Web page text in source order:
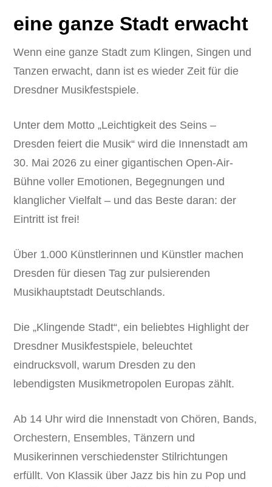
eine ganze Stadt erwacht
Wenn eine ganze Stadt zum Klingen, Singen und
Tanzen erwacht, dann ist es wieder Zeit für die
Dresdner Musikfestspiele.
Unter dem Motto „Leichtigkeit des Seins –
Dresden feiert die Musik“ wird die Innenstadt am
30. Mai 2026 zu einer gigantischen Open-Air-
Bühne voller Emotionen, Begegnungen und
klanglicher Vielfalt – und das Beste daran: der
Eintritt ist frei!
Über 1.000 Künstlerinnen und Künstler machen
Dresden für diesen Tag zur pulsierenden
Musikhauptstadt Deutschlands.
Die „Klingende Stadt“, ein beliebtes Highlight der
Dresdner Musikfestspiele, beleuchtet
eindrucksvoll, warum Dresden zu den
lebendigsten Musikmetropolen Europas zählt.
Ab 14 Uhr wird die Innenstadt von Chören, Bands,
Orchestern, Ensembles, Tänzern und
Musikerinnen verschiedenster Stilrichtungen
erfüllt. Von Klassik über Jazz bis hin zu Pop und